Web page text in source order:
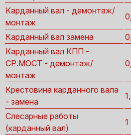
Карданный вал - демонтаж/
монтаж
Карданный вал замена
Карданный вал КПП -
СР.МОСТ - демонтаж/
монтаж
Крестовина карданного вала
- замена
Слесарные работы
(карданный вал)
1